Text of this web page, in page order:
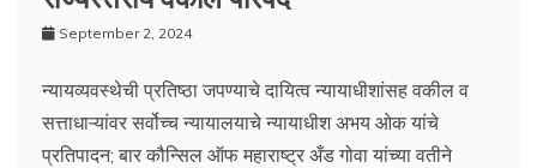
September 2, 2024
न्यायव्यवस्थेची प्रतिष्ठा जपण्याचे दायित्व न्यायाधीशांसह वकील व
सत्ताधाऱ्यांवर सर्वोच्च न्यायालयाचे न्यायाधीश अभय ओक यांचे
प्रतिपादन; बार कौन्सिल ऑफ महाराष्ट्र अँड गोवा यांच्या वतीने